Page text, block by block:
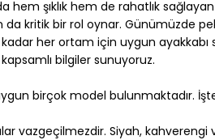
şıklık hem de rahatlık
da kritik bir rol oynar. Günümüzde
her ortam için uygun ayakkabı
bilgiler sunuyoruz.
birçok model bulunmaktadır.
vazgeçilmezdir. Siyah, kahverengi